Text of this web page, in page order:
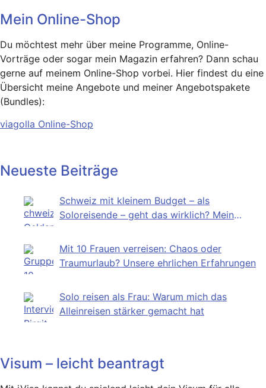
Mein Online-Shop
Du möchtest mehr über meine Programme, Online-
Vorträge oder sogar mein Magazin erfahren? Dann schau
gerne auf meinem Online-Shop vorbei. Hier findest du eine
Übersicht meine Angebote und meiner Angebotspakete
(Bundles):
viagolla Online-Shop
Neueste Beiträge
Schweiz mit kleinem Budget – als
Soloreisende – geht das wirklich? Mein
Mit 10 Frauen verreisen: Chaos oder
Traumurlaub? Unsere ehrlichen Erfahrungen
Solo reisen als Frau: Warum mich das
Alleinreisen stärker gemacht hat
Visum – leicht beantragt